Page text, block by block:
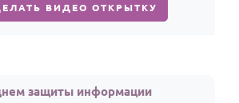
ВИДЕО ОТКРЫТКУ
защиты информации